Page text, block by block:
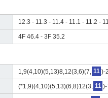
12.3 - 11.3 - 11.4 - 11.1 - 11.2 -
4F 46.4 - 3F 35.2
1,9(4,10)(5,13)8,12(3,6)(7, 11 )-
(*1,9)(4,10)(5,13)(6,8)12(3, 11